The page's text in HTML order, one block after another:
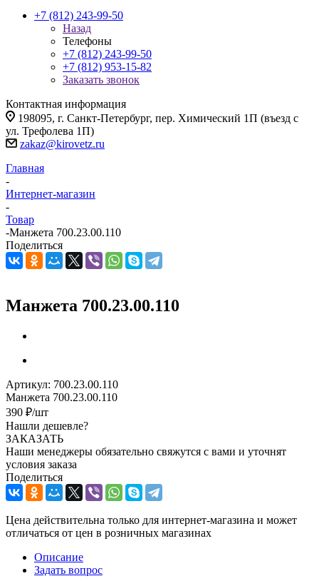
+7 (812) 243-99-50
Назад
Телефоны
+7 (812) 243-99-50
+7 (812) 953-15-82
Заказать звонок
Контактная информация
198095, г. Санкт-Петербург, пер. Химический 1П (въезд с
ул. Трефолева 1П)
zakaz@kirovetz.ru
Главная
-
Интернет-магазин
-
Товар
-Манжета 700.23.00.110
Поделиться
Манжета 700.23.00.110
Артикул: 700.23.00.110
Манжета 700.23.00.110
390 ₽/шт
Нашли дешевле?
ЗАКАЗАТЬ
Наши менеджеры обязательно свяжутся с вами и уточнят
условия заказа
Поделиться
Цена действительна только для интернет-магазина и может
отличаться от цен в розничных магазинах
Описание
Задать вопрос